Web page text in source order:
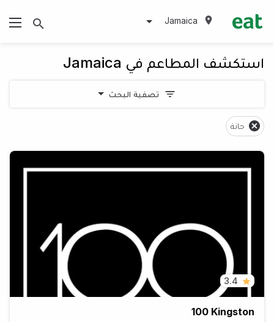
Jamaica
استكشف المطاعم في Jamaica
تصفية البحث
حانة
3.4
100 Kingston